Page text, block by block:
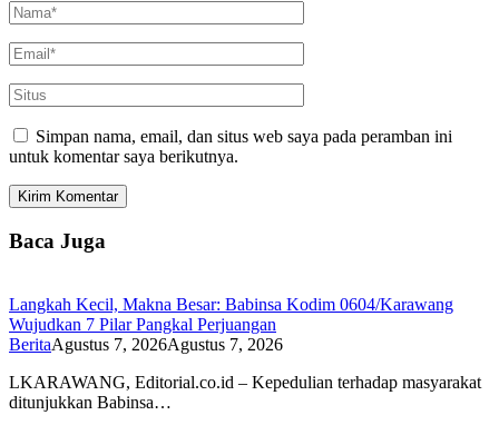
Simpan nama, email, dan situs web saya pada peramban ini
untuk komentar saya berikutnya.
Baca Juga
Langkah Kecil, Makna Besar: Babinsa Kodim 0604/Karawang
Wujudkan 7 Pilar Pangkal Perjuangan
BeritaAgustus 7, 2026Agustus 7, 2026
LKARAWANG, Editorial.co.id – Kepedulian terhadap masyarakat
ditunjukkan Babinsa…